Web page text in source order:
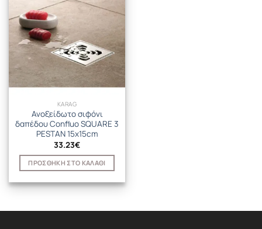
KARAG
Ανοξείδωτο σιφόνι
δαπέδου Confluo SQUARE 3
PESTAN 15x15cm
33.23€
ΠΡΟΣΘΉΚΗ ΣΤΟ ΚΑΛΆΘΙ